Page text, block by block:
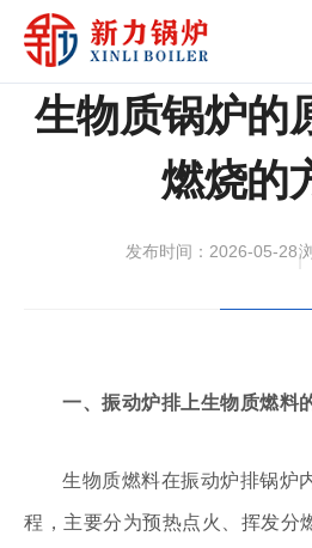
首页 > 服务支持 > 常见问题
生物质锅炉的
燃烧的
发布时间：2026-05-28|
一、振动炉排上生物质燃料
生物质燃料在振动炉排锅炉
程，主要分为预热点火、挥发分